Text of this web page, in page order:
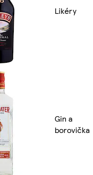
Likéry
Gin a
borovička